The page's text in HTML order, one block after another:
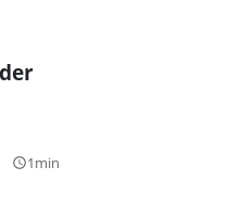
query_builder1min